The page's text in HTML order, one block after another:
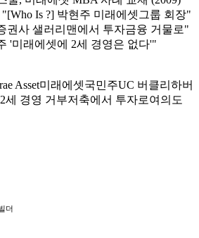
Is ?] 박현주 미래에셋그룹 회장"
권사 샐러리맨에서 투자금융 거물로"
'미래에셋에 2세 경영은 없다'"
Asset미래에셋국민주UC 버클리 하버
2세 경영 거부저축에서 투자로여의도
더